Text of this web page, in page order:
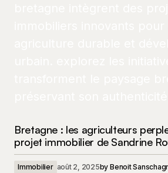
Bretagne : les agriculteurs
projet immobilier de Sandrine
Immobilier août 2, 2025by Benoit